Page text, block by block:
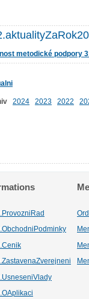
metodické podpory
2024 2023 2022